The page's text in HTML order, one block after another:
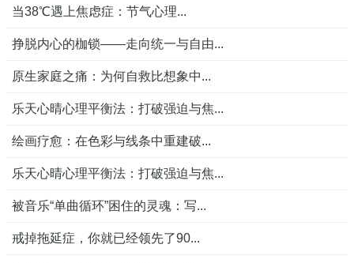
当38℃遇上焦虑症：节气心理...
挣脱内心的枷锁——走向统一与自由...
原生家庭之痛：为何自救比想象中...
乐天心晴心理平衡法：打破强迫与焦...
绘画疗愈：在色彩与线条中重建破...
乐天心晴心理平衡法：打破强迫与焦...
被音乐“单曲循环”困住的灵魂：写...
戒掉拖延症，你就已经领先了90...